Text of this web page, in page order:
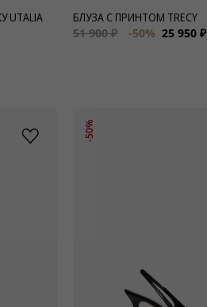
БЛУЗА С ПРИНТОМ TRECY
51 900 ₽
-50% 25 950 ₽
-50%